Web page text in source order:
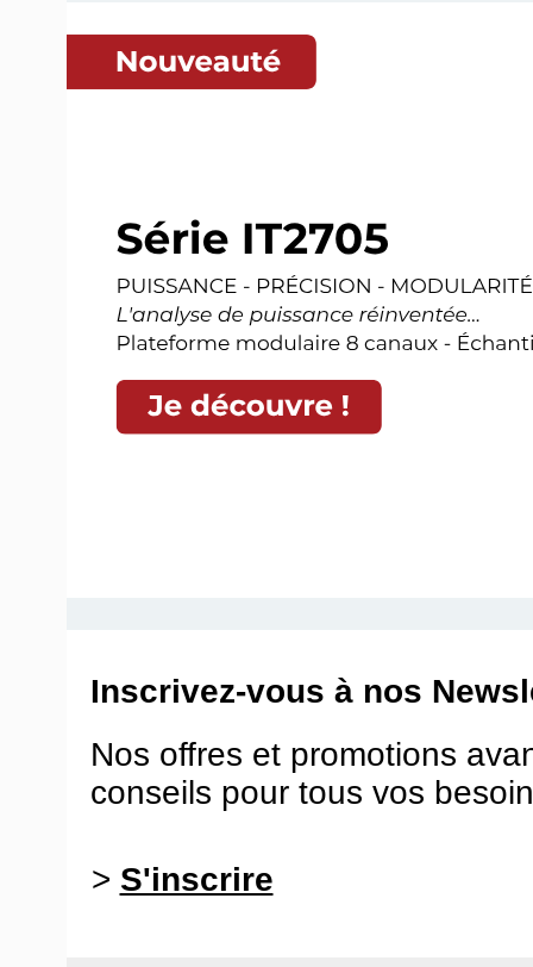
Inscrivez-vous à nos
Nos offres et promotions
conseils pour tous vos
> S'inscrire